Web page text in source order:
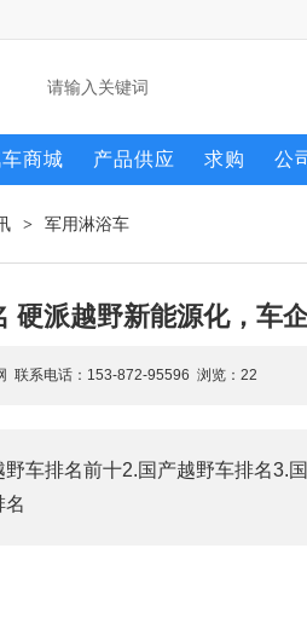
商城 产品供应 求购 公
> 军用淋浴车
硬派越野新能源化，车
系电话：153-872-95596 浏览： 22
车排名前十2.国产越野车排名3.
名